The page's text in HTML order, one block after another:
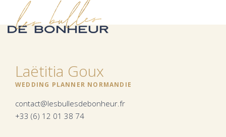
Laëtitia Goux
WEDDING PLANNER NORMANDIE
contact@lesbullesdebonheur.fr
+33 (6) 12 01 38 74